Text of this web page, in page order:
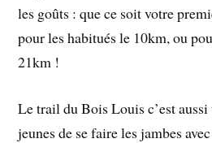
les goûts : que ce soit votre
pour les habitués le 10km, ou
21km !
Le trail du Bois Louis c’est
jeunes de se faire les jambes